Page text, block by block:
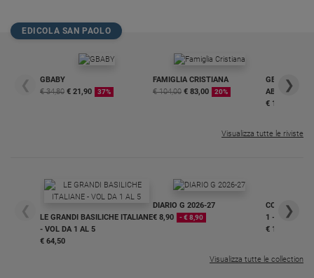
EDICOLA SAN PAOLO
❮
GBABY
€ 34,80 € 21,90 37%
FAMIGLIA CRISTIANA
€ 104,00 € 83,00 20%
GBABY
€ 16,99
❯
Visualizza tutte le riviste
❮
LE GRANDI BASILICHE ITALIANE
- VOL DA 1 AL 5
€ 64,50
DIARIO G 2026-27
€ 8,90
- € 8,90
COLLANA
1 - 2
€ 18,50
❯
Visualizza tutte le collection